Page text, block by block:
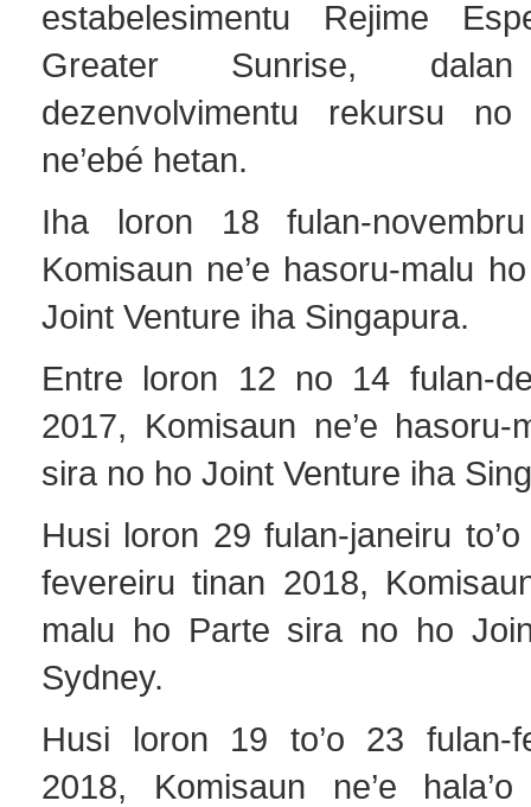
estabelesimentu Rejime
Greater Sunrise,
dezenvolvimentu rekursu
ne’ebé hetan.
Iha loron 18 fulan-
Komisaun ne’e hasoru-malu
Joint Venture iha Singapura.
Entre loron 12 no 14 fulan-
2017, Komisaun ne’e
sira no ho Joint Venture iha
Husi loron 29 fulan-janeiru
fevereiru tinan 2018,
malu ho Parte sira no ho
Sydney.
Husi loron 19 to’o 23 fulan-
2018, Komisaun ne’e